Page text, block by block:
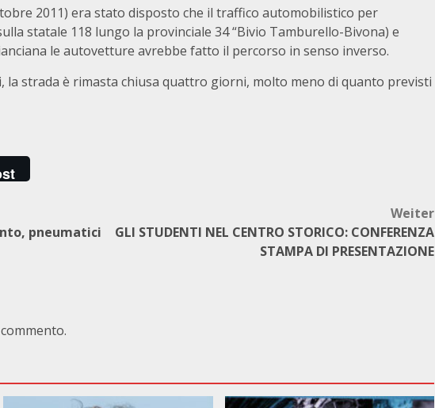
2011) era stato disposto che il traffico automobilistico per
statale 118 lungo la provinciale 34 “Bivio Tamburello-Bivona) e
le autovetture avrebbe fatto il percorso in senso inverso.
la strada è rimasta chiusa quattro giorni, molto meno di quanto previsti
pneumatici
Weiter
GLI STUDENTI NEL CENTRO STORICO: CONFERENZA
STAMPA DI PRESENTAZIONE